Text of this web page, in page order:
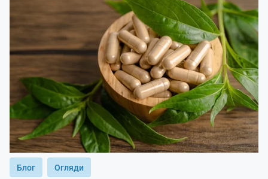
Блог Огляди